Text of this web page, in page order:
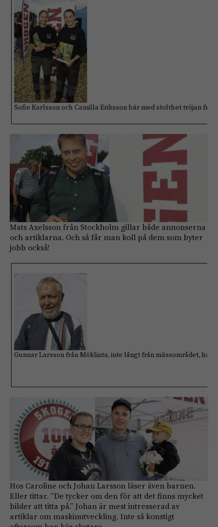
Sofie Karlsson och Camilla Eriksson bär med stolthet tröjan
Mats Axelsson från Stockholm gillar både annonserna
och artiklarna. Och så får man koll på dem som byter
jobb också!
Gunnar Larsson från Möklinta, inte långt från mässområdet,
Hos Caroline och Johan Larsson läser även barnen.
Eller tittar. ”De tycker om den för att det finns mycket
bilder att titta på.” Johan är mest intresserad av
artiklar om maskinutveckling. Inte så konstigt